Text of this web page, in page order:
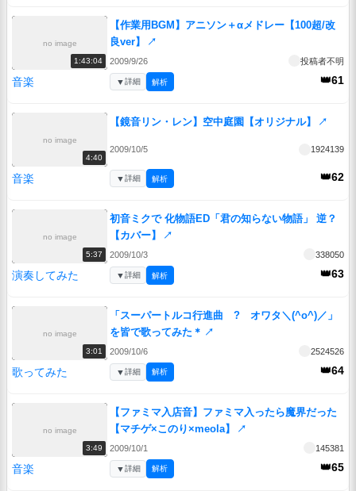
no image
1:43:04
【作業用BGM】アニソン＋αメドレー【100超/改
良ver】
↗
2009/9/26 投稿者不明
音楽 👑61
▼詳細 解析
no image
4:40
【鏡音リン・レン】空中庭園【オリジナル】 ↗
2009/10/5 1924139
音楽 👑62
▼詳細 解析
no image
5:37
初音ミクで 化物語ED「君の知らない物語」 逆？
【カバー】
↗
2009/10/3 338050
演奏してみた 👑63
▼詳細 解析
no image
3:01
「スーパートルコ行進曲 ? オワタ＼(^o^)／」
を皆で歌ってみた＊ ↗
2009/10/6 2524526
歌ってみた 👑64
▼詳細 解析
no image
3:49
【ファミマ入店音】ファミマ入ったら魔界だった
【マチゲ×このり×meola】
↗
2009/10/1 145381
音楽 👑65
▼詳細 解析